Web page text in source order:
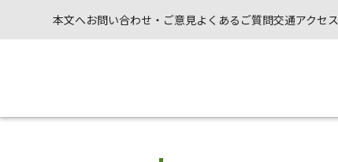
本文へお問い合わせ・ご意見よくあるご質問交通アクセス